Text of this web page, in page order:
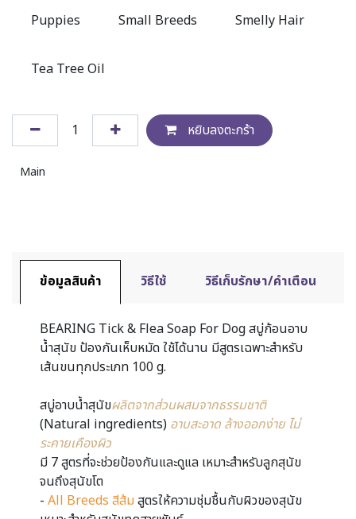
Puppies Small Breeds Smelly Hair
Tea Tree Oil
หยิบลงตะกร้า
Main
ข้อมูลสินค้า วิธีใช้ วิธีเก็บรักษา/คำเตือน
BEARING Tick & Flea Soap For Dog สบู่ก้อนอาบ
น้ำสุนัข ป้องกันเห็บหมัด ใช้ได้นาน มีสูตรเฉพาะสำหรับ
เส้นขนทุกประเภท 100 g.
สบู่อาบน้ำสุนัขผลิตจากส่วนผสมจากธรรมชาติ
(Natural ingredients) อาบสะอาด ล้างออกง่าย ไม่
ระคายเคืองผิว
มี 7 สูตรที่จะช่วยป้องกันและดูแล เหมาะสำหรับลูกสุนัข
จนถึงสุนัขโต
- All Breeds สีส้ม สูตรให้ความชุ่มชื้นกับผิวของสุนัข